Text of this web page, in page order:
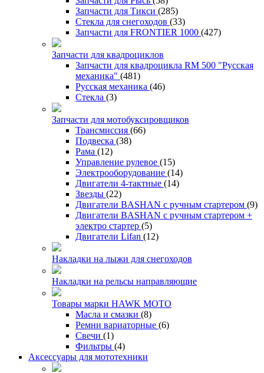
Запчасти для Тикси (285)
Стекла для снегоходов (33)
Запчасти для FRONTIER 1000 (427)
Запчасти для квадроциклов
Запчасти для квадроцикла RM 500 "Русская
механика" (481)
Русская механика (46)
Стекла (3)
Запчасти для мотобуксировщиков
Трансмиссия (66)
Подвеска (38)
Рама (12)
Управление рулевое (15)
Электрооборудование (14)
Двигатели 4-тактные (14)
Звезды (22)
Двигатели BASHAN с ручным стартером (9)
Двигатели BASHAN с ручным стартером +
электро стартер (5)
Двигатели Lifan (12)
Накладки на лыжи для снегоходов
Накладки на рельсы направляющие
Товары марки HAWK MOTO
Масла и смазки (8)
Ремни вариаторные (6)
Свечи (1)
Фильтры (4)
Аксессуары для мототехники